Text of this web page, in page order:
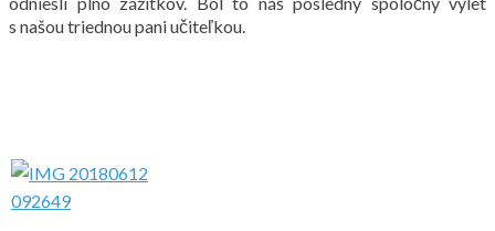
s našou triednou pani učiteľkou.